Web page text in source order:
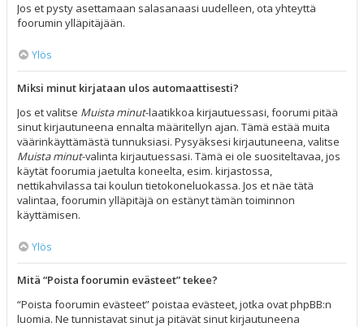
Jos et pysty asettamaan salasanaasi uudelleen, ota yhteyttä
foorumin ylläpitäjään.
Ylös
Miksi minut kirjataan ulos automaattisesti?
Jos et valitse Muista minut-laatikkoa kirjautuessasi, foorumi pitää
sinut kirjautuneena ennalta määritellyn ajan. Tämä estää muita
väärinkäyttämästä tunnuksiasi. Pysyäksesi kirjautuneena, valitse
Muista minut-valinta kirjautuessasi. Tämä ei ole suositeltavaa, jos
käytät foorumia jaetulta koneelta, esim. kirjastossa,
nettikahvilassa tai koulun tietokoneluokassa. Jos et näe tätä
valintaa, foorumin ylläpitäjä on estänyt tämän toiminnon
käyttämisen.
Ylös
Mitä “Poista foorumin evästeet” tekee?
“Poista foorumin evästeet” poistaa evästeet, jotka ovat phpBB:n
luomia. Ne tunnistavat sinut ja pitävät sinut kirjautuneena